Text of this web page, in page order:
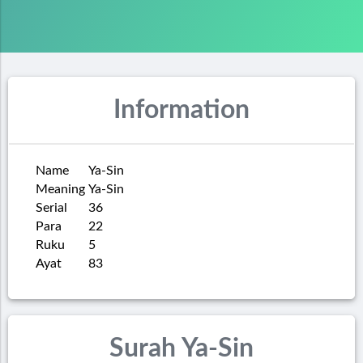
Information
Name
Ya-Sin
Meaning Ya-Sin
Serial
36
Para
22
Ruku
5
Ayat
83
Surah Ya-Sin